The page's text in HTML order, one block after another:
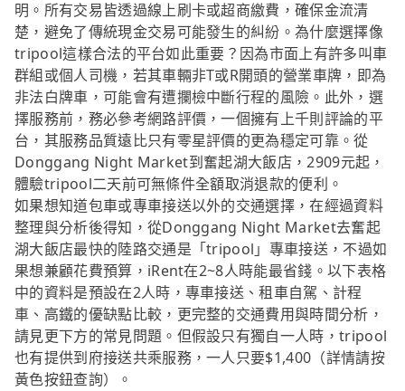
明。所有交易皆透過線上刷卡或超商繳費，確保金流清
楚，避免了傳統現金交易可能發生的糾紛。為什麼選擇像
tripool這樣合法的平台如此重要？因為市面上有許多叫車
群組或個人司機，若其車輛非T或R開頭的營業車牌，即為
非法白牌車，可能會有遭攔檢中斷行程的風險。此外，選
擇服務前，務必參考網路評價，一個擁有上千則評論的平
台，其服務品質遠比只有零星評價的更為穩定可靠。從
Donggang Night Market到奮起湖大飯店，2909元起，
體驗tripool二天前可無條件全額取消退款的便利。
如果想知道包車或專車接送以外的交通選擇，在經過資料
整理與分析後得知，從Donggang Night Market去奮起
湖大飯店最快的陸路交通是「tripool」專車接送，不過如
果想兼顧花費預算，iRent在2~8人時能最省錢。以下表格
中的資料是預設在2人時，專車接送、租車自駕、計程
車、高鐵的優缺點比較，更完整的交通費用與時間分析，
請見更下方的常見問題。但假設只有獨自一人時，tripool
也有提供到府接送共乘服務，一人只要$1,400（詳情請按
黃色按鈕查詢）。